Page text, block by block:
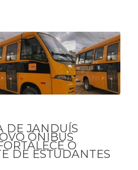
DE JANDUÍS
ÔNIBUS
O
DE ESTUDANTES